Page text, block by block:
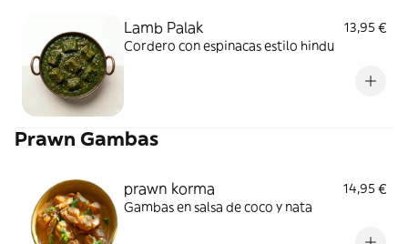
Lamb Palak
13,95 €
Cordero con espinacas estilo hindu
Prawn Gambas
prawn korma
14,95 €
Gambas en salsa de coco y nata